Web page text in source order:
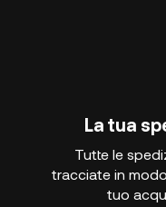
La tua
Tutte le
tracciate in
tuo